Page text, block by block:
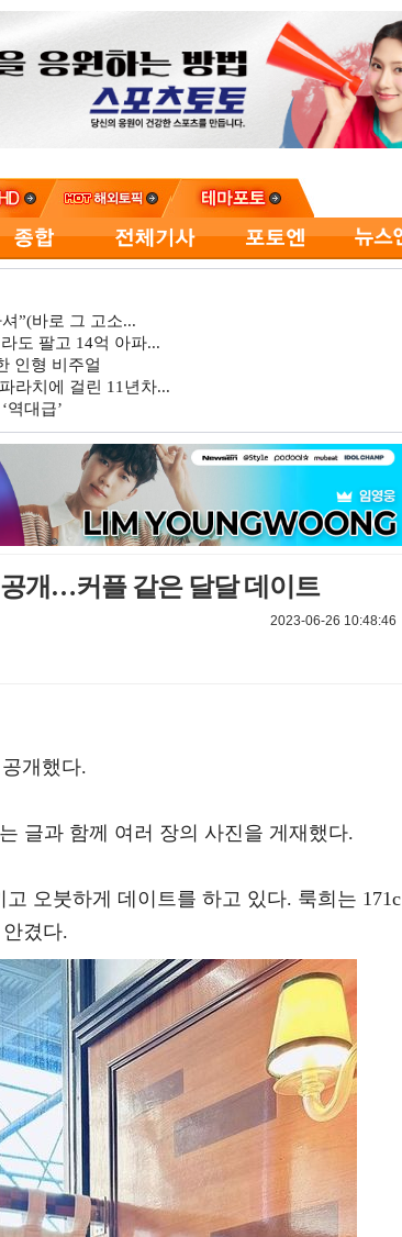
”(바로 그 고소...
도 팔고 14억 아파...
인형 비주얼
라치에 걸린 11년차...
역대급’
개…커플 같은 달달 데이트
2023-06-26 10:48:46
개했다.
글과 함께 여러 장의 사진을 게재했다.
오붓하게 데이트를 하고 있다. 룩희는 171c
겼다.